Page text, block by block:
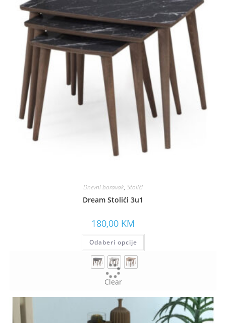
Dnevni boravak, Stolići
Dream Stolići 3u1
180,00 KM
Odaberi opcije
Clear